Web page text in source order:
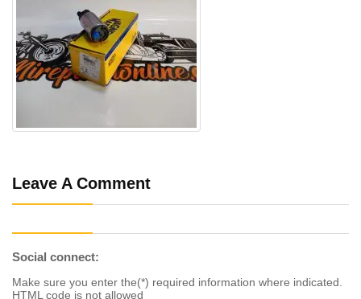
Leave A Comment
Social connect:
Make sure you enter the(*) required information where indicated.
HTML code is not allowed